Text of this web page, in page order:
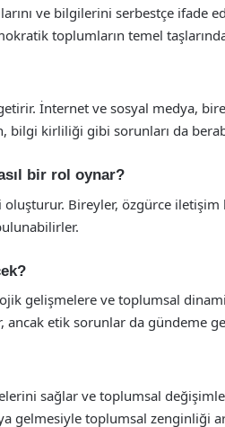
ve bilgilerini serbestçe ifade
toplumların temel
İnternet ve sosyal medya,
bilgi kirliliği gibi sorunları da
bir rol oynar?
Bireyler, özgürce iletişim
gelişmelere ve toplumsal
etik sorunlar da gündeme
sağlar ve toplumsal
gelmesiyle toplumsal zenginliği